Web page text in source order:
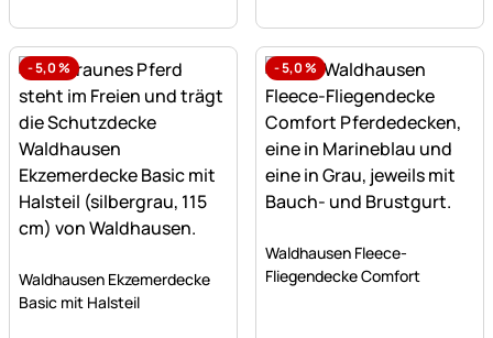
-5,0%
Noch keine Bewertungen abgegeben
Waldhausen Ekzemerdecke
Basic mit Halsteil
-5,0%
Waldhausen Fleece-
Fliegendecke Comfort